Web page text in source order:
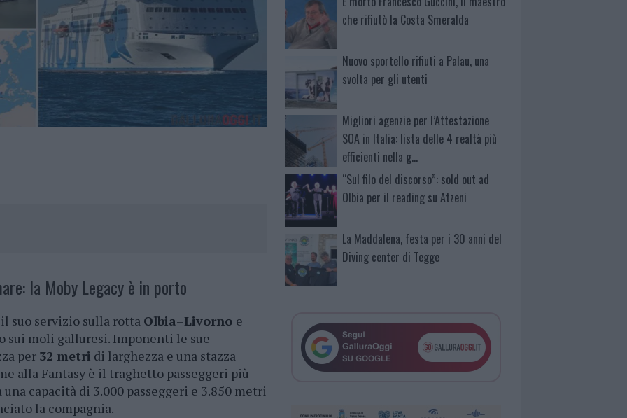
la Moby Legacy è in porto
suo servizio sulla rotta Olbia–Livorno e
sui moli galluresi. Imponenti le sue
per 32 metri di larghezza e una stazza
alla Fantasy è il traghetto passeggeri più
capacità di 3.000 passeggeri e 3.850 metri
la compagnia.
che rifiutò la Costa Smeralda
Nuovo sportello rifiuti a Palau, una
svolta per gli utenti
Migliori agenzie per l’Attestazione
SOA in Italia: lista delle 4 realtà più
efficienti nella g…
“Sul filo del discorso”: sold out ad
Olbia per il reading su Atzeni
La Maddalena, festa per i 30 anni del
Diving center di Tegge